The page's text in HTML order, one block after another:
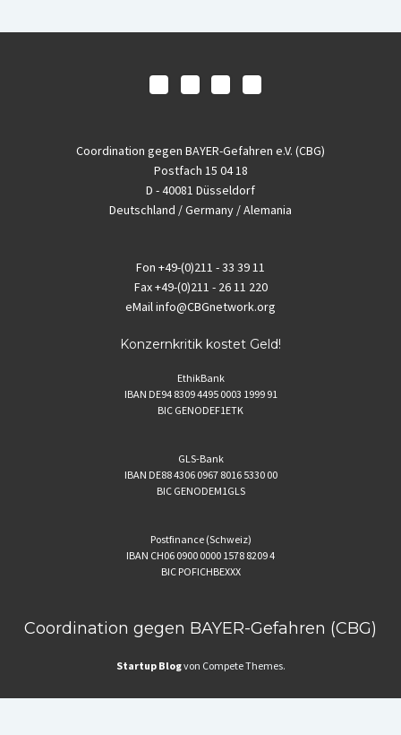
Coordination gegen BAYER-Gefahren e.V. (CBG)
Postfach 15 04 18
D - 40081 Düsseldorf
Deutschland / Germany / Alemania
Fon +49-(0)211 - 33 39 11
Fax+49-(0)211 - 26 11 220
eMailinfo@CBGnetwork.org
Konzernkritik kostet Geld!
EthikBank
IBAN DE94 8309 4495 0003 1999 91
BIC GENODEF1ETK
GLS-Bank
IBAN DE88 4306 0967 8016 5330 00
BIC GENODEM1GLS
Postfinance (Schweiz)
IBAN CH06 0900 0000 1578 8209 4
BIC POFICHBEXXX
Coordination gegen BAYER-Gefahren (CBG)
Startup Blogvon Compete Themes.